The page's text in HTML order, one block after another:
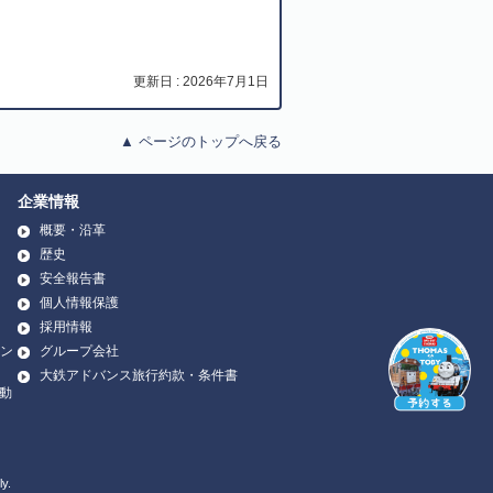
更新日 : 2026年7月1日
▲ ページのトップへ戻る
企業情報
概要・沿革
歴史
安全報告書
個人情報保護
採用情報
グループ会社
大鉄アドバンス旅行約款・条件書